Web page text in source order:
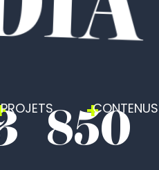
PROJETS850
+CONTENUS